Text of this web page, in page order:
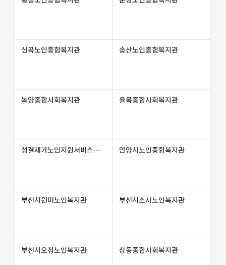
신곡노인종합복지관 송산노인종합복지관
녹양종합사회복지관 율목종합사회복지관
성결재가노인지원서비스센터 안양시노인종합복지관
부천시원미노인복지관 부천시소사노인복지관
부천시오정노인복지관 상동종합사회복지관